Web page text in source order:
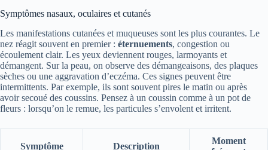
Symptômes nasaux, oculaires et cutanés
Les manifestations cutanées et muqueuses sont les plus courantes. Le
nez réagit souvent en premier : éternuements, congestion ou
écoulement clair. Les yeux deviennent rouges, larmoyants et
démangent. Sur la peau, on observe des démangeaisons, des plaques
sèches ou une aggravation d’eczéma. Ces signes peuvent être
intermittents. Par exemple, ils sont souvent pires le matin ou après
avoir secoué des coussins. Pensez à un coussin comme à un pot de
fleurs : lorsqu’on le remue, les particules s’envolent et irritent.
Symptôme Description
Moment